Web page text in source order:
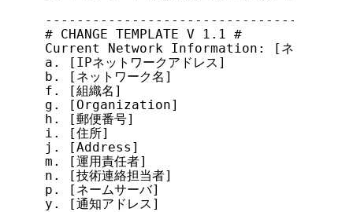
# CHANGE TEMPLATE V 1.1 #
Current Network Information: [ネットワー
a. [IPネットワークアドレス]
b. [ネットワーク名]
f. [組織名]
g. [Organization]
h. [郵便番号]
i. [住所]
j. [Address]
m. [運用責任者]
n. [技術連絡担当者]
p. [ネームサーバ]
y. [通知アドレス]